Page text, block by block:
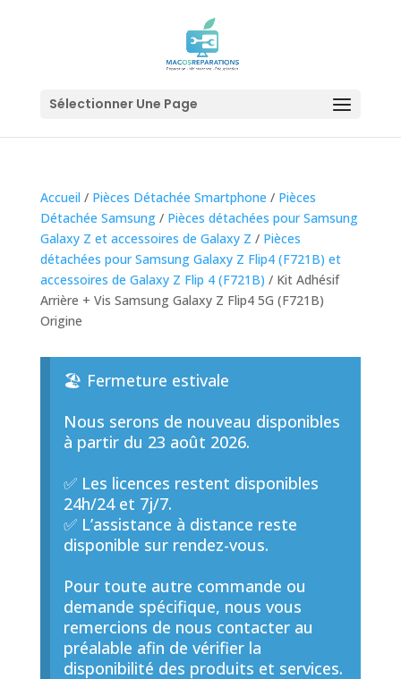
Sélectionner Une Page
Accueil / Pièces Détachée Smartphone / Pièces
Détachée Samsung/ Pièces détachées pour Samsung
Galaxy Z et accessoires de Galaxy Z / Pièces
détachées pour Samsung Galaxy Z Flip4 (F721B) et
accessoires de Galaxy Z Flip 4 (F721B) / Kit Adhésif
Arrière + Vis Samsung Galaxy Z Flip4 5G (F721B)
Origine
🏖️ Fermeture estivale
Nous serons de nouveau disponibles
à partir du 23 août 2026.
✅ Les licences restent disponibles
24h/24 et 7j/7.
✅ L’assistance à distance reste
disponible sur rendez-vous.
Pour toute autre commande ou
demande spécifique, nous vous
remercions de nous contacter au
préalable afin de vérifier la
disponibilité des produits et services.